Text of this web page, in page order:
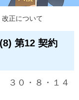
正について
第12 契約
３０・８・１４